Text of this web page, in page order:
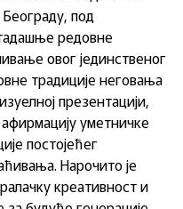
под
редовне
овог јединственог
традиције неговања
презентацији,
уметничке
постојећег
Нарочито је
креативност и